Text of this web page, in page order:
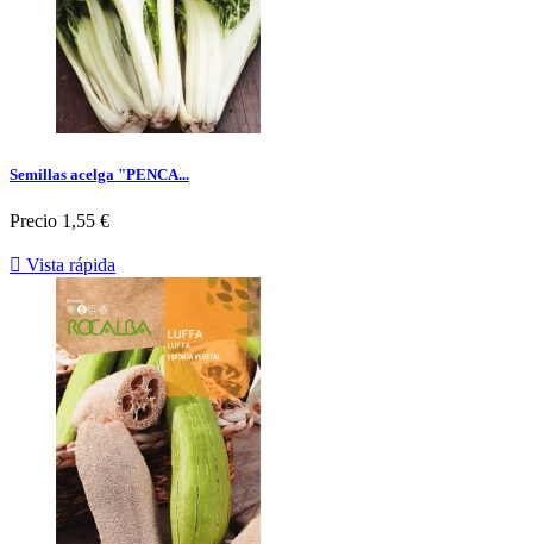
Semillas acelga "PENCA...
Precio 1,55 €
 Vista rápida